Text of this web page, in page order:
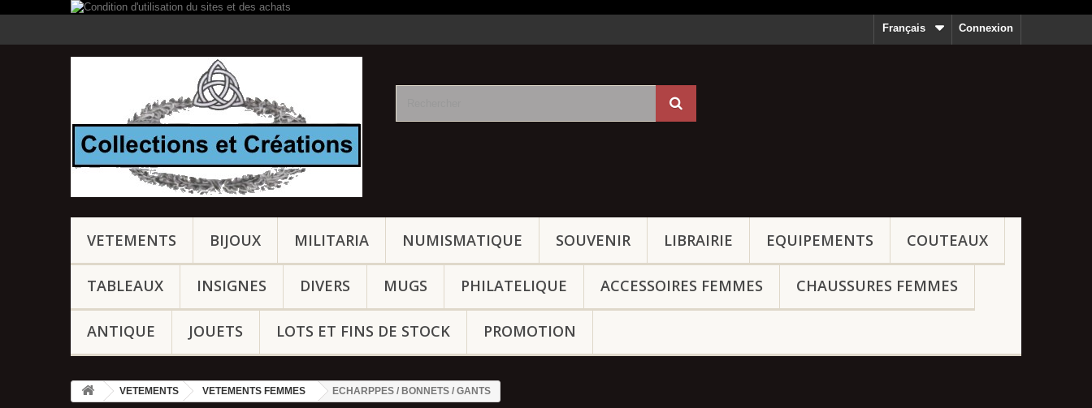
Connexion
Français
VETEMENTS BIJOUX MILITARIA NUMISMATIQUE SOUVENIR LIBRAIRIE EQUIPEMENTS COUTEAUX
TABLEAUX INSIGNES DIVERS MUGS PHILATELIQUE ACCESSOIRES FEMMES CHAUSSURES FEMMES
ANTIQUE JOUETS LOTS ET FINS DE STOCK PROMOTION
VETEMENTS VETEMENTS FEMMES ECHARPPES / BONNETS / GANTS